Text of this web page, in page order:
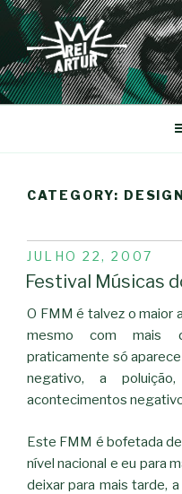
Saltar
para
conteúdo
REI-ARTUR
CATEGORY: DESIGN
PUBLICADO
EM
JULHO 22, 2007
Festival Músicas
O FMM é talvez o maior
mesmo com mais
praticamente só
negativo, a
acontecimentos
Este FMM é bofetada
nível nacional e eu para
deixar para mais tarde,